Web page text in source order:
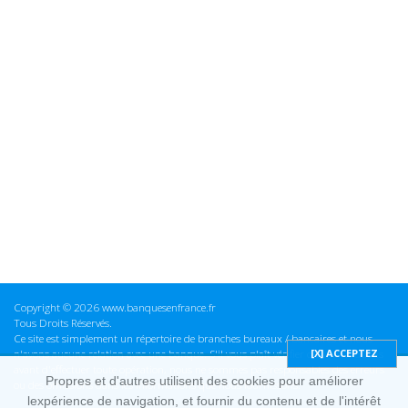
Copyright © 2026 www.banquesenfrance.fr
Tous Droits Réservés.
Ce site est simplement un répertoire de branches bureaux / bancaires et nous
n'avons aucune relation avec une banque. S'il vous plaît vérifier ces informations
avant d'effectuer toute opération, nous ne sommes pas responsables des erreurs
ou des omissions dans les informations que nous fournissons.
Propres et d'autres utilisent des cookies pour améliorer
lexpérience de navigation, et fournir du contenu et de l'intérêt